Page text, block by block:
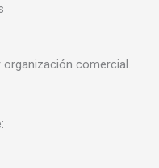
comercial.